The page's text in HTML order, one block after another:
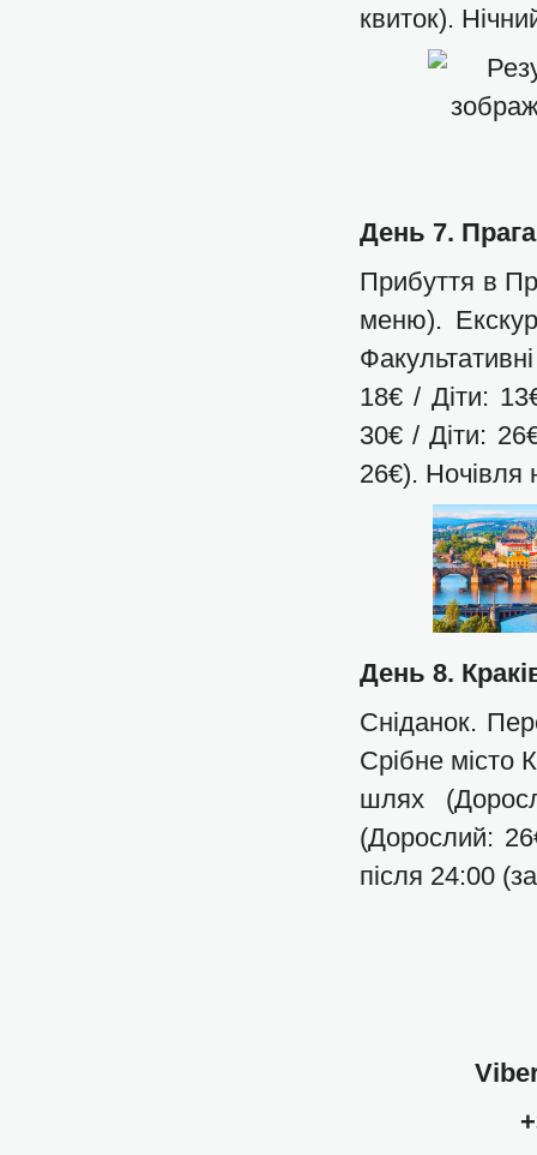
квиток).
День 7. Прага
Прибуття в
меню).
18€ / Діти:
30€ / Діти:
26€). Ночівля
День 8.
Сніданок.
Срібне місто
шлях
(Дорослий:
після 24:00